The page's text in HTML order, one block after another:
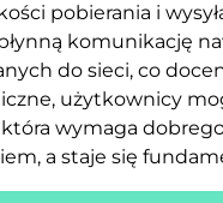
pobierania i
komunikację
do sieci, co
użytkownicy
wymaga dobrego
a staje się